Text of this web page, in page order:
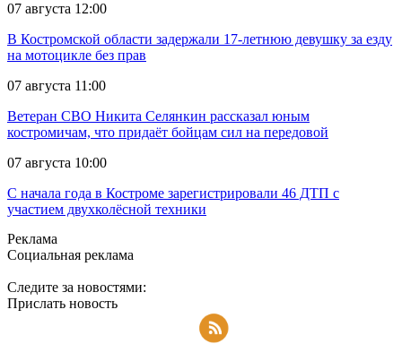
07 августа 12:00
В Костромской области задержали 17-летнюю девушку за езду
на мотоцикле без прав
07 августа 11:00
Ветеран СВО Никита Селянкин рассказал юным
костромичам, что придаёт бойцам сил на передовой
07 августа 10:00
С начала года в Костроме зарегистрировали 46 ДТП с
участием двухколёсной техники
Реклама
Социальная реклама
Следите за новостями:
Прислать новость